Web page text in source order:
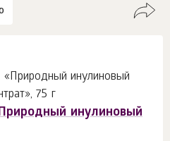
инулиновый